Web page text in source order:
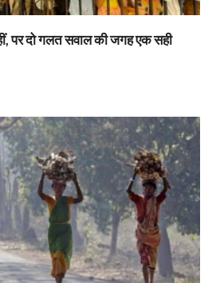
पर दो गलत सवाल की जगह एक सही